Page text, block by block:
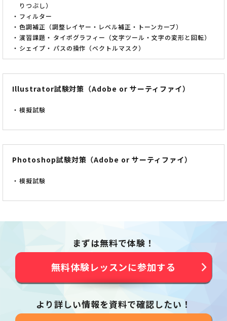
りつぶし）
フィルター
色調補正（調整レイヤー・レベル補正・トーンカーブ）
演習課題
タイポグラフィー（文字ツール・文字の変形と回転）
シェイプ
パスの操作（ベクトルマスク）
Illustrator試験対策（Adobe or サーティファイ）
模擬試験
Photoshop試験対策（Adobe or サーティファイ）
模擬試験
まずは無料で体験！
無料体験レッスンに参加する
より詳しい情報を資料で確認したい！